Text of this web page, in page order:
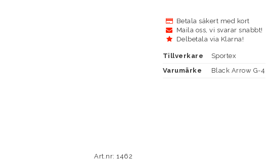
Betala säkert med kort
Maila oss, vi svarar snabbt!
Delbetala via Klarna!
Tillverkare
Sportex
Varumärke
Black Arrow G-4
Art.nr: 1462